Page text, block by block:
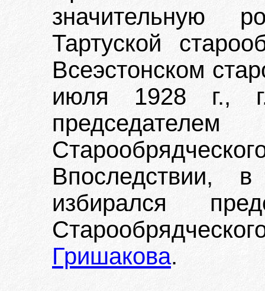
значительную
Тартуской
Всеэстонском
июля 1928 г.,
Впоследствии,
избирался
Гришакова.